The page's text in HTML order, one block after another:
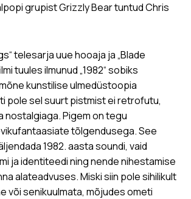
grupist Grizzly Bear tuntud Chris
telesarja uue hooaja ja „Blade
tuules ilmunud „1982“ sobiks
kunstilise ulmedüstoopia
pole sel suurt pistmist ei retrofutu,
nostalgiaga. Pigem on tegu
tõlgendusega. See
1982. aasta soundi, vaid
ja identiteedi ning nende nihestamise
alateadvuses. Miski siin pole sihilikult
või senikuulmata, mõjudes ometi